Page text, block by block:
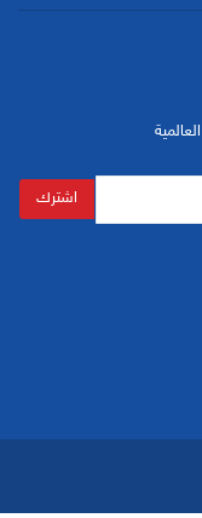
اشترك